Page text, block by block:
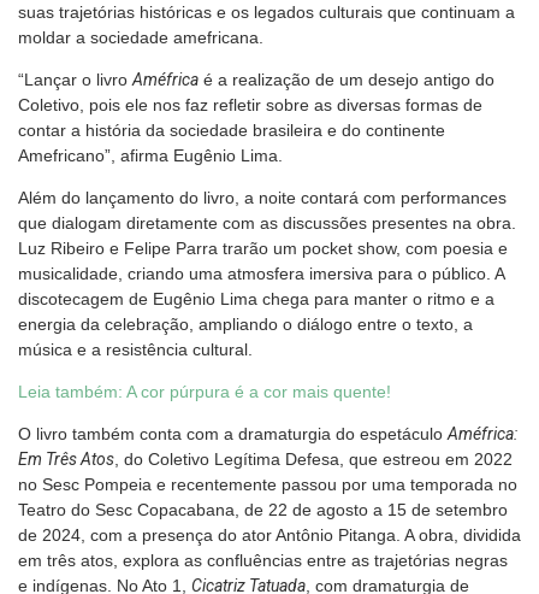
suas trajetórias históricas e os legados culturais que continuam a
moldar a sociedade amefricana.
“Lançar o livro Améfrica é a realização de um desejo antigo do
Coletivo, pois ele nos faz refletir sobre as diversas formas de
contar a história da sociedade brasileira e do continente
Amefricano”, afirma Eugênio Lima.
Além do lançamento do livro, a noite contará com performances
que dialogam diretamente com as discussões presentes na obra.
Luz Ribeiro e Felipe Parra trarão um pocket show, com poesia e
musicalidade, criando uma atmosfera imersiva para o público. A
discotecagem de Eugênio Lima chega para manter o ritmo e a
energia da celebração, ampliando o diálogo entre o texto, a
música e a resistência cultural.
Leia também: A cor púrpura é a cor mais quente!
O livro também conta com a dramaturgia do espetáculo Améfrica:
Em Três Atos , do Coletivo Legítima Defesa, que estreou em 2022
no Sesc Pompeia e recentemente passou por uma temporada no
Teatro do Sesc Copacabana, de 22 de agosto a 15 de setembro
de 2024, com a presença do ator Antônio Pitanga. A obra, dividida
em três atos, explora as confluências entre as trajetórias negras
e indígenas. No Ato 1, Cicatriz Tatuada , com dramaturgia de